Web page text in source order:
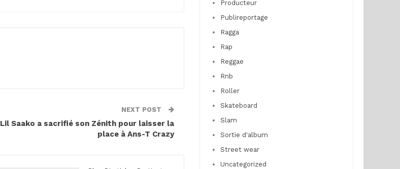
NEXT POST
Lil Saako a sacrifié son Zénith pour laisser la
place à Ans-T Crazy
Producteur
Publireportage
Ragga
Rap
Reggae
Rnb
Roller
Skateboard
Slam
Sortie d'album
Street wear
Uncategorized